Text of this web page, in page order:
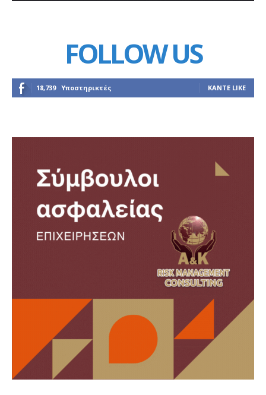
FOLLOW US
18,739 Υποστηρικτές ΚΆΝΤΕ LIKE